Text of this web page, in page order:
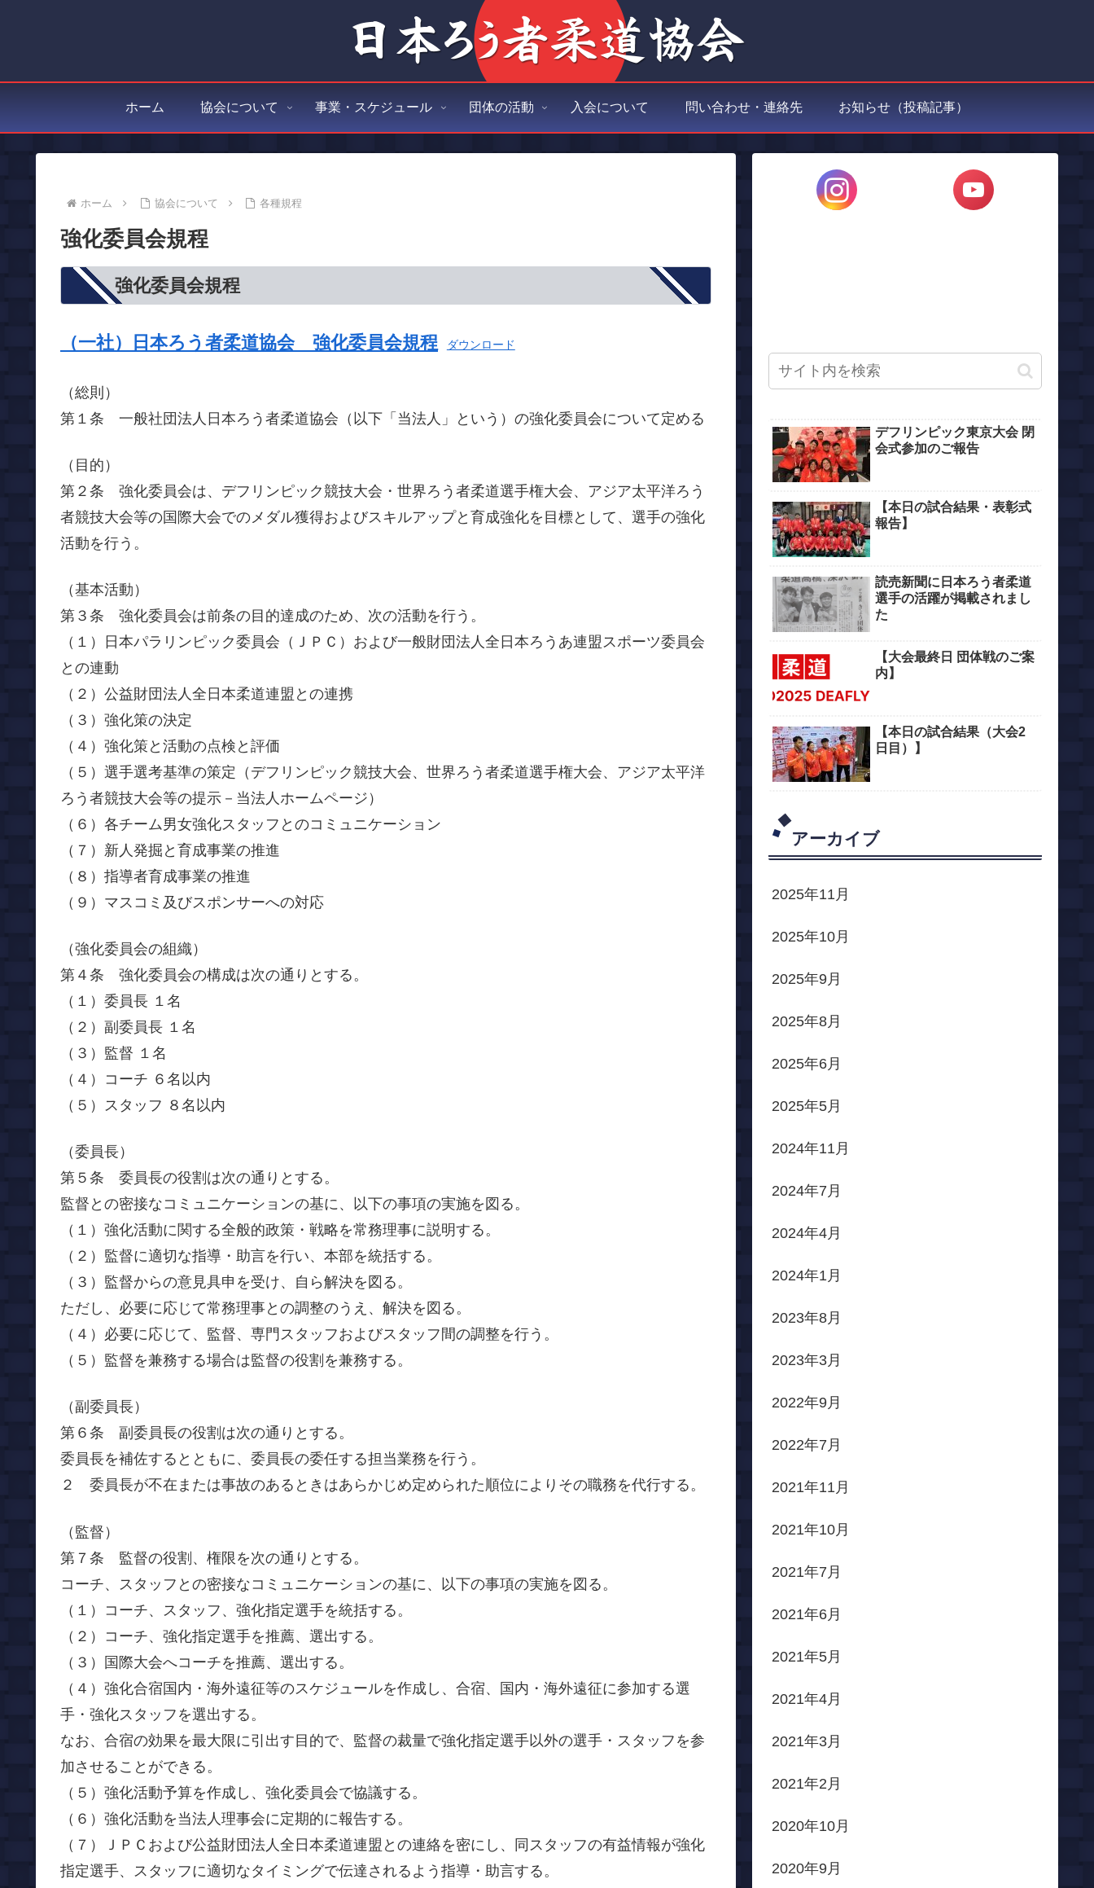
ホーム 協会について 事業・スケジュール 団体の活動 入会について 問い合わせ・連絡先 お知らせ（投稿記事）
ホーム 協会について 各種規程
強化委員会規程
強化委員会規程
（一社）日本ろう者柔道協会 強化委員会規程 ダウンロード
（総則）
第１条 一般社団法人日本ろう者柔道協会（以下「当法人」という）の強化委員会について定める
（目的）
第２条 強化委員会は、デフリンピック競技大会・世界ろう者柔道選手権大会、アジア太平洋ろう
者競技大会等の国際大会でのメダル獲得およびスキルアップと育成強化を目標として、選手の強化
活動を行う。
（基本活動）
第３条 強化委員会は前条の目的達成のため、次の活動を行う。
（１）日本パラリンピック委員会（ＪＰＣ）および一般財団法人全日本ろうあ連盟スポーツ委員会
との連動
（２）公益財団法人全日本柔道連盟との連携
（３）強化策の決定
（４）強化策と活動の点検と評価
（５）選手選考基準の策定（デフリンピック競技大会、世界ろう者柔道選手権大会、アジア太平洋
ろう者競技大会等の提示－当法人ホームページ）
（６）各チーム男女強化スタッフとのコミュニケーション
（７）新人発掘と育成事業の推進
（８）指導者育成事業の推進
（９）マスコミ及びスポンサーへの対応
（強化委員会の組織）
第４条 強化委員会の構成は次の通りとする。
（１）委員長 １名
（２）副委員長 １名
（３）監督 １名
（４）コーチ ６名以内
（５）スタッフ ８名以内
（委員長）
第５条 委員長の役割は次の通りとする。
監督との密接なコミュニケーションの基に、以下の事項の実施を図る。
（１）強化活動に関する全般的政策・戦略を常務理事に説明する。
（２）監督に適切な指導・助言を行い、本部を統括する。
（３）監督からの意見具申を受け、自ら解決を図る。
ただし、必要に応じて常務理事との調整のうえ、解決を図る。
（４）必要に応じて、監督、専門スタッフおよびスタッフ間の調整を行う。
（５）監督を兼務する場合は監督の役割を兼務する。
（副委員長）
第６条 副委員長の役割は次の通りとする。
委員長を補佐するとともに、委員長の委任する担当業務を行う。
２ 委員長が不在または事故のあるときはあらかじめ定められた順位によりその職務を代行する。
（監督）
第７条 監督の役割、権限を次の通りとする。
コーチ、スタッフとの密接なコミュニケーションの基に、以下の事項の実施を図る。
（１）コーチ、スタッフ、強化指定選手を統括する。
（２）コーチ、強化指定選手を推薦、選出する。
（３）国際大会へコーチを推薦、選出する。
（４）強化合宿国内・海外遠征等のスケジュールを作成し、合宿、国内・海外遠征に参加する選
手・強化スタッフを選出する。
なお、合宿の効果を最大限に引出す目的で、監督の裁量で強化指定選手以外の選手・スタッフを参
加させることができる。
（５）強化活動予算を作成し、強化委員会で協議する。
（６）強化活動を当法人理事会に定期的に報告する。
（７）ＪＰＣおよび公益財団法人全日本柔道連盟との連絡を密にし、同スタッフの有益情報が強化
指定選手、スタッフに適切なタイミングで伝達されるよう指導・助言する。
デフリンピック東京大会 閉
会式参加のご報告
【本日の試合結果・表彰式
報告】
読売新聞に日本ろう者柔道
選手の活躍が掲載されまし
た
【大会最終日 団体戦のご案
内】
【本日の試合結果（大会2
日目）】
アーカイブ
2025年11月
2025年10月
2025年9月
2025年8月
2025年6月
2025年5月
2024年11月
2024年7月
2024年4月
2024年1月
2023年8月
2023年3月
2022年9月
2022年7月
2021年11月
2021年10月
2021年7月
2021年6月
2021年5月
2021年4月
2021年3月
2021年2月
2020年10月
2020年9月